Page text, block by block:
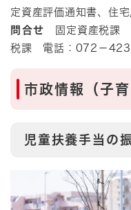
定資産評価通知書、住
問合せ 固定資産税課
税課 電話：072－
市政情報（子育
児童扶養手当の